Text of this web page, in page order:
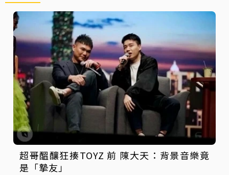
超哥醞釀狂揍TOYZ 前 陳大天：背景音樂竟
是「摯友」